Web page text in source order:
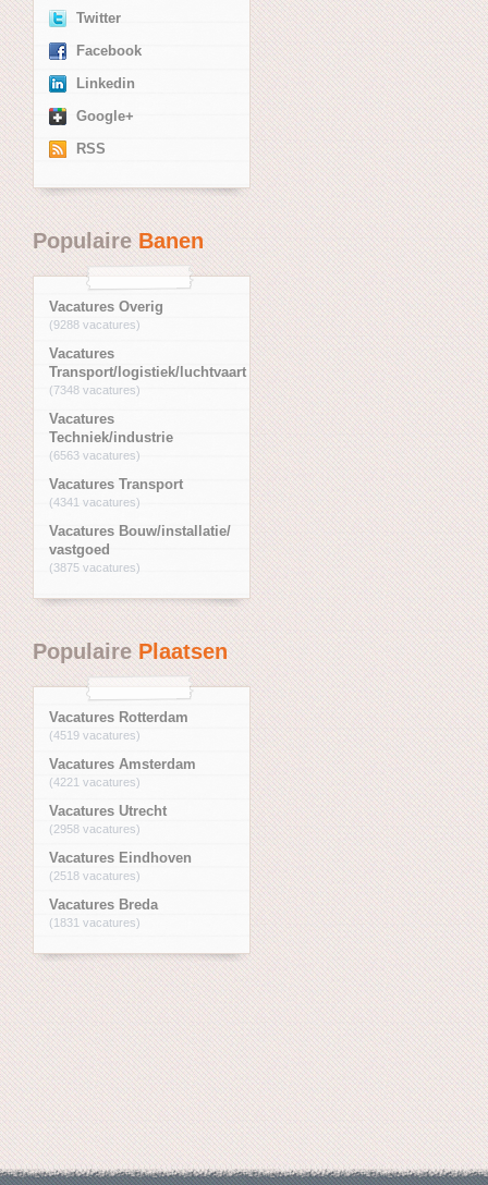
Twitter
Facebook
Linkedin
Google+
RSS
PopulaireBanen
Vacatures Overig
(9288 vacatures)
Vacatures
Transport/logistiek/luchtvaart
(7348 vacatures)
Vacatures
Techniek/industrie
(6563 vacatures)
Vacatures Transport
(4341 vacatures)
Vacatures Bouw/installatie/
vastgoed
(3875 vacatures)
PopulairePlaatsen
Vacatures Rotterdam
(4519 vacatures)
Vacatures Amsterdam
(4221 vacatures)
Vacatures Utrecht
(2958 vacatures)
Vacatures Eindhoven
(2518 vacatures)
Vacatures Breda
(1831 vacatures)